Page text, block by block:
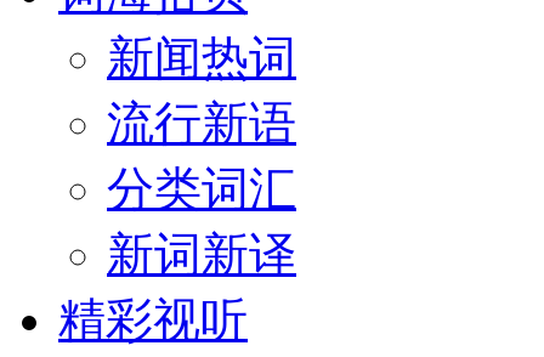
新闻热词
流行新语
分类词汇
新词新译
精彩视听